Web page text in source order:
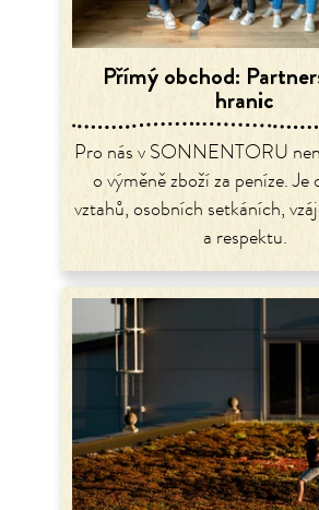
Přímý obchod:
hranic
Pro nás v SONNENTORU
o výměně zboží za peníze. Je
vztahů, osobních setkáních,
a respektu.